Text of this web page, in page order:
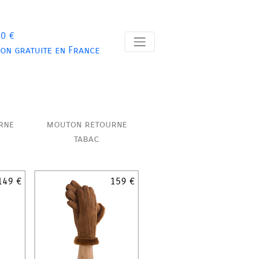
€
gratuite en France
€
mouton retourne
tabac
159 €